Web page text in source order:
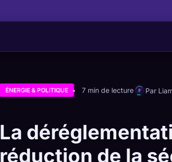
ÉNERGIE & POLITIQUE 7 min de lecture Par
La
réduction de la